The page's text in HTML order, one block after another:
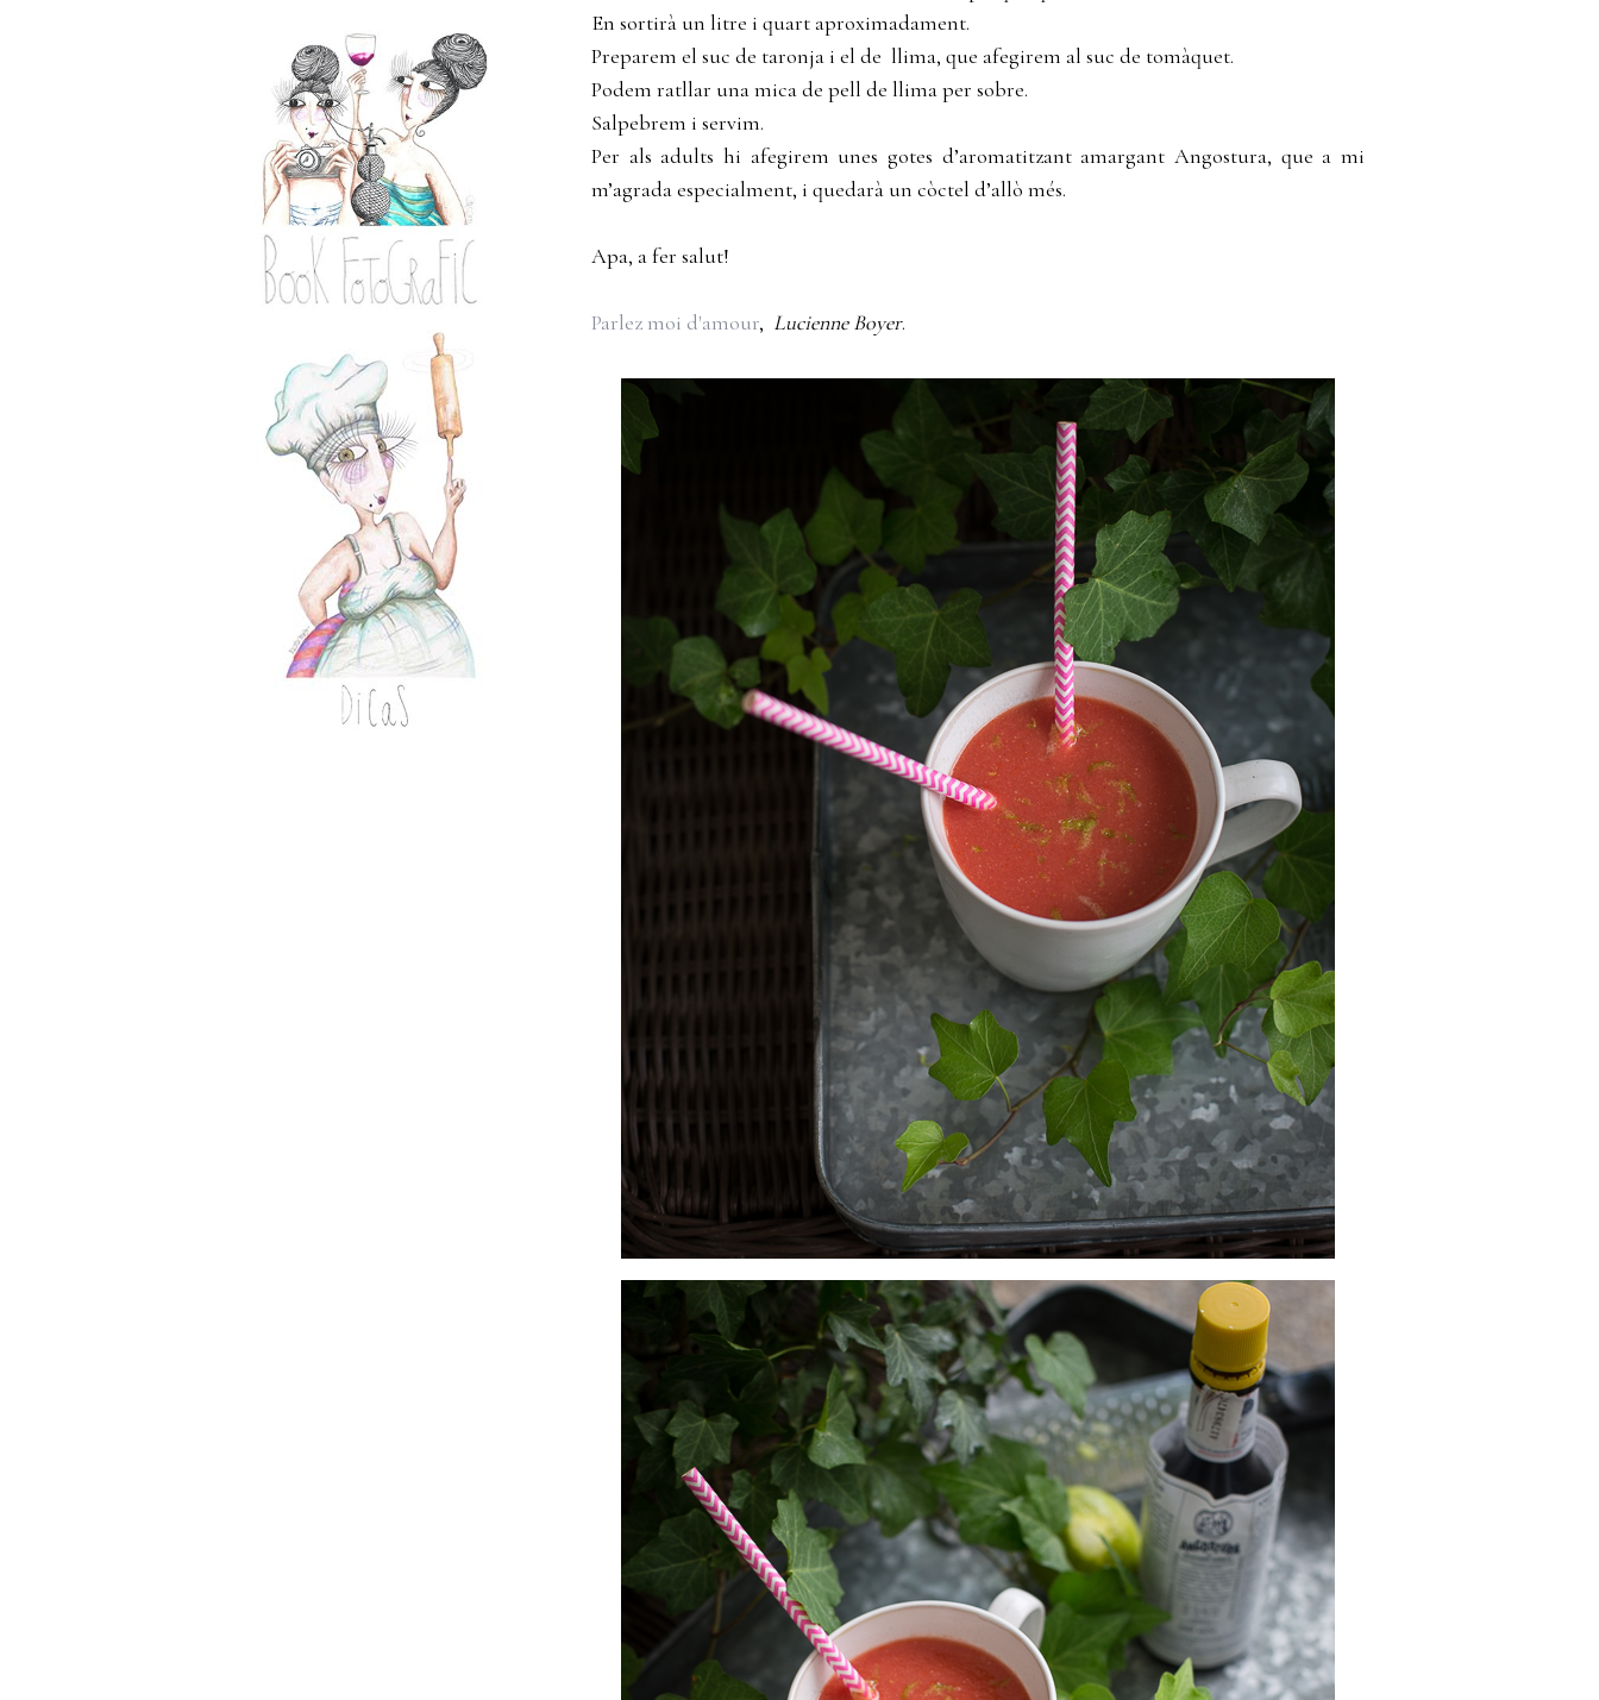
En sortirà un litre i quart aproximadament.
Preparem el suc de taronja i el de llima, que afegirem al suc de tomàquet.
Podem ratllar una mica de pell de llima per sobre.
Salpebrem i servim.
Per als adults hi afegirem unes gotes d’aromatitzant amargant Angostura, que a mi
m’agrada especialment, i quedarà un còctel d’allò més.
Apa, a fer salut!
Parlez moi d'amour, Lucienne Boyer.